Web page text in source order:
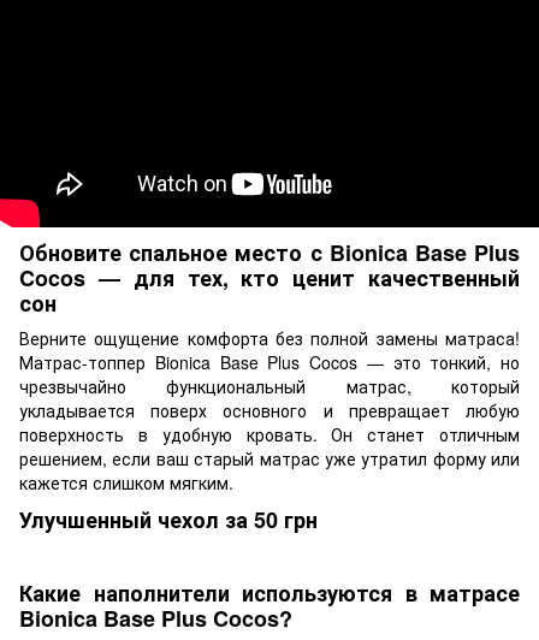
Обновите спальное место с Bionica Base Plus
Cocos — для тех, кто ценит качественный
сон
Верните ощущение комфорта без полной замены матраса!
Матрас-топпер Bionica Base Plus Cocos — это тонкий, но
чрезвычайно функциональный матрас, который
укладывается поверх основного и превращает любую
поверхность в удобную кровать. Он станет отличным
решением, если ваш старый матрас уже утратил форму или
кажется слишком мягким.
Улучшенный чехол за 50 грн
Какие наполнители используются в матрасе
Bionica Base Plus Cocos?